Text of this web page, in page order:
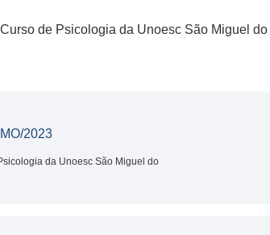
de Psicologia da Unoesc São Miguel do
2023
da Unoesc São Miguel do